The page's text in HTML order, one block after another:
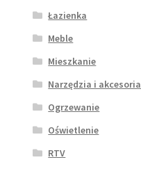
Łazienka
Meble
Mieszkanie
Narzędzia i akcesoria
Ogrzewanie
Oświetlenie
RTV